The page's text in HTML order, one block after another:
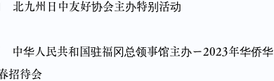
州日中友好协会主办特别活动
中华人民共和国驻福冈总领事馆主办ー2023年华侨华
招待会